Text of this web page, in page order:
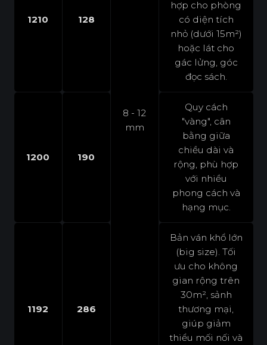
8 - 12
mm
1210 128
hợp cho phòng
có diện tích
nhỏ (dưới 15m²)
hoặc lát cho
gác lửng, góc
đọc sách.
1200 190
Quy cách
"vàng", cân
bằng giữa
chiều dài và
rộng, phù hợp
với nhiều
phong cách và
hạng mục.
1192 286
Bản ván khổ lớn
(big size). Tối
ưu cho không
gian rộng trên
30m², sảnh
thương mại,
giúp giảm
thiểu mối nối và